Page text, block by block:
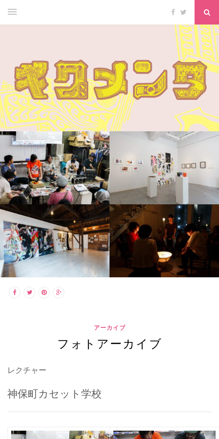
アーカイブ
フォトアーカイブ
レクチャー
神保町カセット学校